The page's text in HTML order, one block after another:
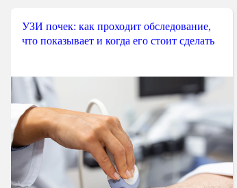
УЗИ почек: как проходит обследование,
что показывает и когда его стоит сделать